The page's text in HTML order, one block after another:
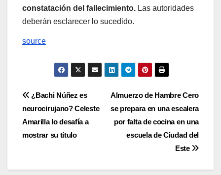
constatación del fallecimiento. Las autoridades
deberán esclarecer lo sucedido.
source
Navegación
de
entradas
Almuerzo de Hambre Cero
se prepara en una escalera
por falta de cocina en una
escuela de Ciudad del
Este
¿Bachi Núñez es
neurocirujano? Celeste
Amarilla lo desafía a
mostrar su título